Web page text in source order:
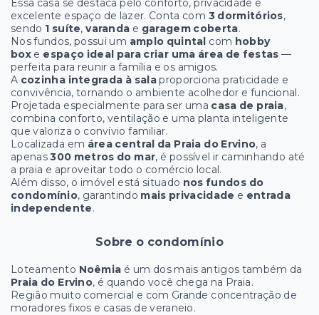
Essa casa se destaca pelo conforto, privacidade e
excelente espaço de lazer. Conta com 3 dormitórios,
sendo 1 suíte,varanda e garagem coberta.
Nos fundos, possui um amplo quintal com hobby
boxe espaço ideal para criar uma área de festas —
perfeita para reunir a família e os amigos.
A cozinha integrada à salaproporciona praticidade e
convivência, tornando o ambiente acolhedor e funcional.
Projetada especialmente para ser uma casa de praia,
combina conforto, ventilação e uma planta inteligente
que valoriza o convívio familiar.
Localizada em área central da Praia do Ervino, a
apenas300 metros do mar, é possível ir caminhando até
a praia e aproveitar todo o comércio local.
Além disso, o imóvel está situado nos fundos do
condomínio, garantindo mais privacidade e entrada
independente.
Sobre o condomínio
Loteamento Noêmia é um dos mais antigos também da
Praia do Ervino, é quando você chega na Praia.
Região muito comercial e com Grande concentração de
moradores fixos e casas de veraneio.